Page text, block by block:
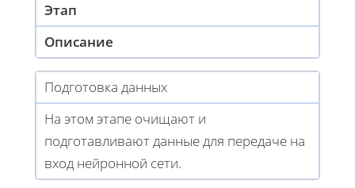
Этап
Описание
Подготовка данных
На этом этапе очищают и
подготавливают данные для передаче на
вход нейронной сети.